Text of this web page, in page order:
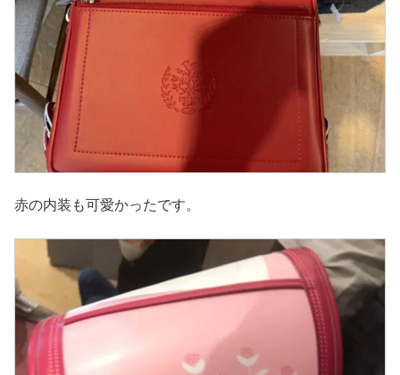
赤の内装も可愛かったです。